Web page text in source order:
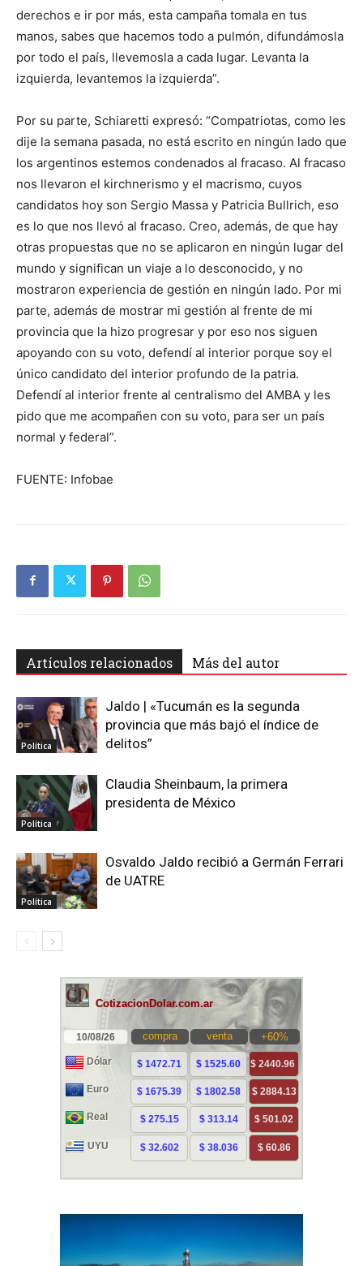
derechos e ir por más, esta campaña tomala en tus
manos, sabes que hacemos todo a pulmón, difundámosla
por todo el país, llevemosla a cada lugar. Levanta la
izquierda, levantemos la izquierda”.
Por su parte, Schiaretti expresó: “Compatriotas, como les
dije la semana pasada, no está escrito en ningún lado que
los argentinos estemos condenados al fracaso. Al fracaso
nos llevaron el kirchnerismo y el macrismo, cuyos
candidatos hoy son Sergio Massa y Patricia Bullrich, eso
es lo que nos llevó al fracaso. Creo, además, de que hay
otras propuestas que no se aplicaron en ningún lugar del
mundo y significan un viaje a lo desconocido, y no
mostraron experiencia de gestión en ningún lado. Por mi
parte, además de mostrar mi gestión al frente de mi
provincia que la hizo progresar y por eso nos siguen
apoyando con su voto, defendí al interior porque soy el
único candidato del interior profundo de la patria.
Defendí al interior frente al centralismo del AMBA y les
pido que me acompañen con su voto, para ser un país
normal y federal”.
FUENTE: Infobae
Artículos relacionados Más del autor
Política
Jaldo | «Tucumán es la segunda
provincia que más bajó el índice de
delitos”
Política
Claudia Sheinbaum, la primera
presidenta de México
Política
Osvaldo Jaldo recibió a Germán Ferrari
de UATRE